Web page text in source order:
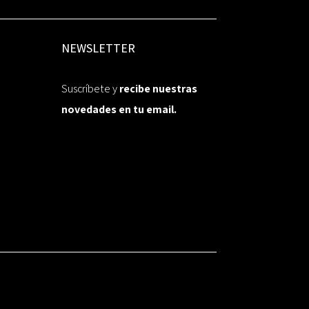
NEWSLETTER
Suscríbete yrecibe nuestras
novedades en tu email.